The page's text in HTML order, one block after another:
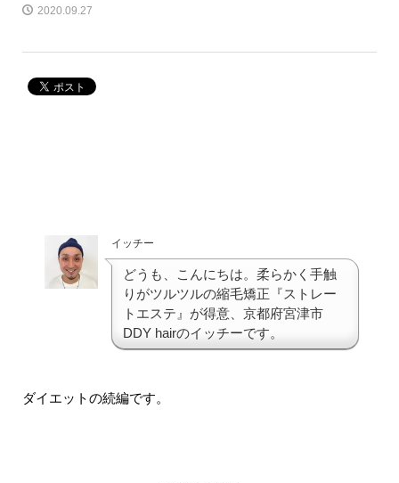
2020.09.27
イッチー
どうも、こんにちは。柔らかく手触
りがツルツルの縮毛矯正『ストレー
トエステ』が得意、京都府宮津市
DDY hairのイッチーです。
ダイエットの続編です。